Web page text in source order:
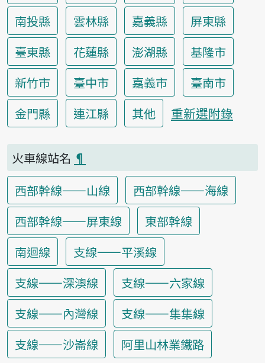
南投縣
雲林縣 嘉義縣
屏東縣
臺東縣
花蓮縣 澎湖縣
基隆市
新竹市
臺中市 嘉義市
臺南市
金門縣
連江縣 其他 重新選附錄
火車線站名 ¶
西部幹線——山線
西部幹線——海線
西部幹線——屏東線
東部幹線
南迴線
支線——平溪線
支線——深澳線
支線——六家線
支線——內灣線
支線——集集線
支線——沙崙線
阿里山林業鐵路